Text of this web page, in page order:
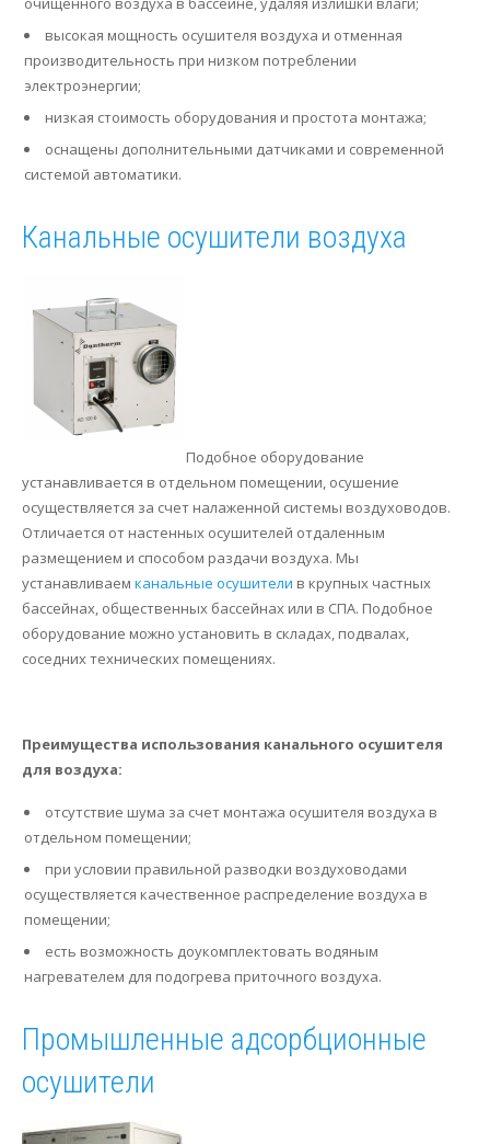
высокая мощность осушителя воздуха и отменная
производительность при низком потреблении
электроэнергии;
низкая стоимость оборудования и простота монтажа;
оснащены дополнительными датчиками и современной
системой автоматики.
Канальные осушители воздуха
Подобное оборудование
устанавливается в отдельном помещении, осушение
осуществляется за счет налаженной системы воздуховодов.
Отличается от настенных осушителей отдаленным
размещением и способом раздачи воздуха. Мы
устанавливаем канальные осушители в крупных частных
бассейнах, общественных бассейнах или в СПА. Подобное
оборудование можно установить в складах, подвалах,
соседних технических помещениях.
Преимущества использования канального осушителя
для воздуха:
отсутствие шума за счет монтажа осушителя воздуха в
отдельном помещении;
при условии правильной разводки воздуховодами
осуществляется качественное распределение воздуха в
помещении;
есть возможность доукомплектовать водяным
нагревателем для подогрева приточного воздуха.
Промышленные адсорбционные
осушители